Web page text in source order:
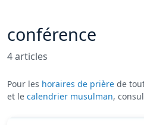
conférence
4 articles
Pour les horaires de prière de
et le calendrier musulman,